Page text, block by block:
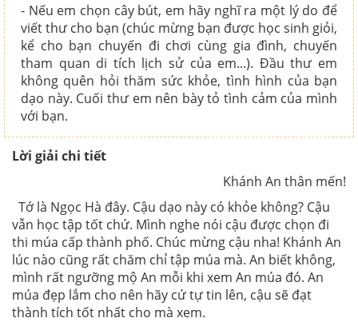
- Nếu em chọn cây bút, em hãy nghĩ ra một lý do để
viết thư cho bạn (chúc mừng bạn được học sinh giỏi,
kể cho bạn chuyến đi chơi cùng gia đình, chuyến
tham quan di tích lịch sử của em...). Đầu thư em
không quên hỏi thăm sức khỏe, tình hình của bạn
dạo này. Cuối thư em nên bày tỏ tình cảm của mình
với bạn.
Lời giải chi tiết
Khánh An thân mến!
Tớ là Ngọc Hà đây. Cậu dạo này có khỏe không? Cậu
vẫn học tập tốt chứ. Mình nghe nói cậu được chọn đi
thi múa cấp thành phố. Chúc mừng cậu nha! Khánh An
lúc nào cũng rất chăm chỉ tập múa mà. An biết không,
mình rất ngưỡng mộ An mỗi khi xem An múa đó. An
múa đẹp lắm cho nên hãy cứ tự tin lên, cậu sẽ đạt
thành tích tốt nhất cho mà xem.